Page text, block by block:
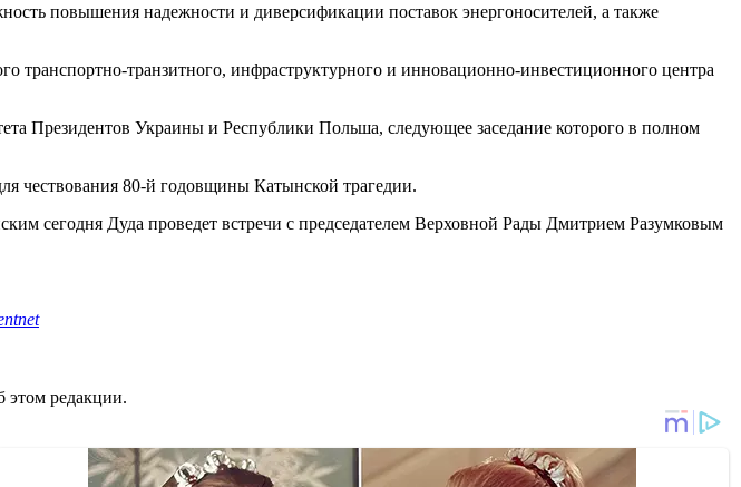
повышения надежности и диверсификации поставок энергоносителей, а также
транспортно-транзитного, инфраструктурного и инновационно-инвестиционного центра
Президентов Украины и Республики Польша, следующее заседание которого в полном
чествования 80-й годовщины Катынской трагедии.
сегодня Дуда проведет встречи с председателем Верховной Рады Дмитрием Разумковым
этом редакции.